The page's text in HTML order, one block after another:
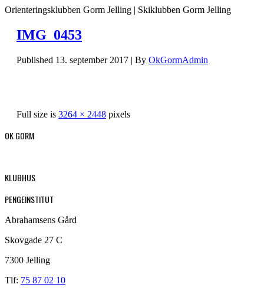
Orienteringsklubben Gorm Jelling | Skiklubben Gorm Jelling
IMG_0453
Published 13. september 2017 | By OkGormAdmin
Full size is 3264 × 2448 pixels
OK GORM
KLUBHUS
PENGEINSTITUT
Abrahamsens Gård
Skovgade 27 C
7300 Jelling
Tlf: 75 87 02 10